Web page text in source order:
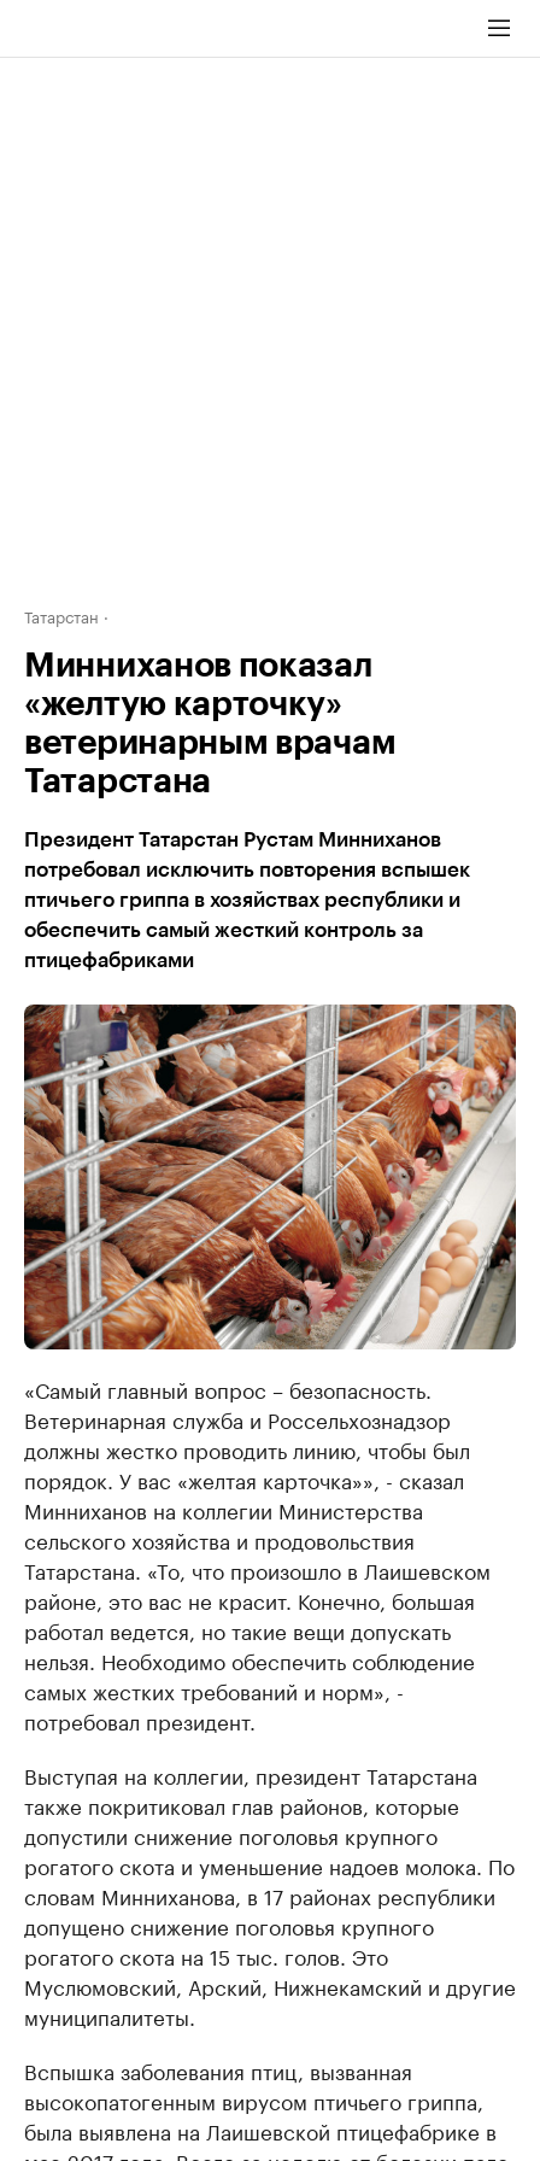
Татарстан
Минниханов показал
«желтую карточку»
ветеринарным врачам
Татарстана
Президент Татарстан Рустам Минниханов
потребовал исключить повторения вспышек
птичьего гриппа в хозяйствах республики и
обеспечить самый жесткий контроль за
птицефабриками
«Самый главный вопрос – безопасность.
Ветеринарная служба и Россельхознадзор
должны жестко проводить линию, чтобы был
порядок. У вас «желтая карточка»», - сказал
Минниханов на коллегии Министерства
сельского хозяйства и продовольствия
Татарстана. «То, что произошло в Лаишевском
районе, это вас не красит. Конечно, большая
работал ведется, но такие вещи допускать
нельзя. Необходимо обеспечить соблюдение
самых жестких требований и норм», -
потребовал президент.
Выступая на коллегии, президент Татарстана
также покритиковал глав районов, которые
допустили снижение поголовья крупного
рогатого скота и уменьшение надоев молока. По
словам Минниханова, в 17 районах республики
допущено снижение поголовья крупного
рогатого скота на 15 тыс. голов. Это
Муслюмовский, Арский, Нижнекамский и другие
муниципалитеты.
Вспышка заболевания птиц, вызванная
высокопатогенным вирусом птичьего гриппа,
была выявлена на Лаишевской птицефабрике в